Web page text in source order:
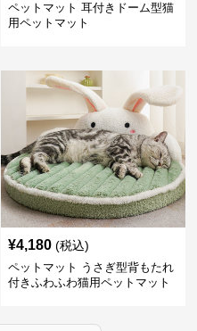
ペットマット 耳付きドーム型猫
用ペットマット
¥4,180 (税込)
ペットマット うさぎ型背もたれ
付きふわふわ猫用ペットマット